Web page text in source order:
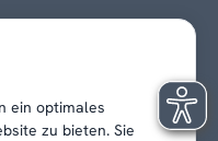
ein optimales
zu bieten. Sie